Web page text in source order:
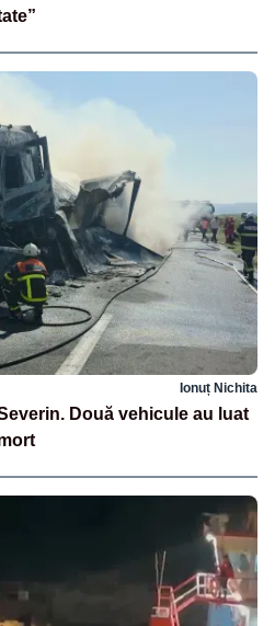
Ionuț Nichita
Două vehicule au luat